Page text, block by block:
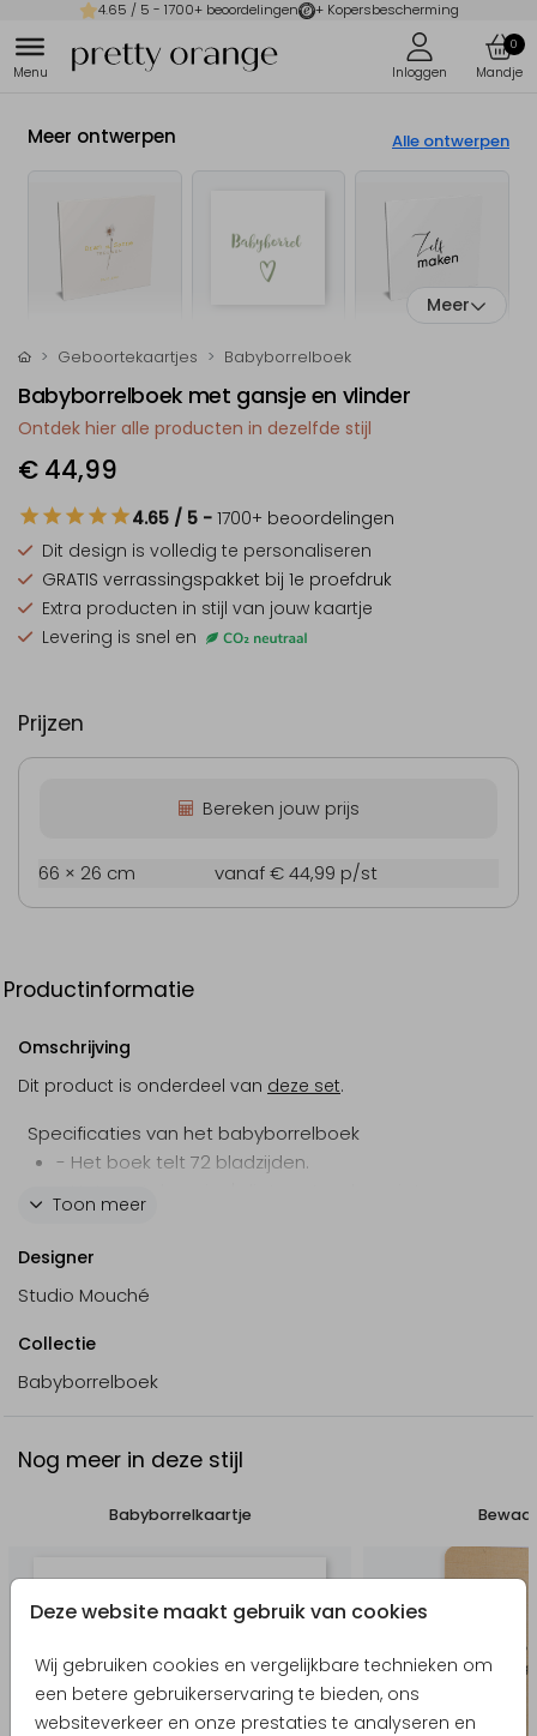
4.65 / 5 - 1700+ beoordelingen + Kopersbescherming
0
Deze website maakt gebruik van cookies
Wij gebruiken cookies en vergelijkbare technieken om
een betere gebruikerservaring te bieden, ons
websiteverkeer en onze prestaties te analyseren en
Meer ontwerpen Alle ontwerpen
Meer
Geboortekaartjes Babyborrelboek
Babyborrelboek met gansje en vlinder
Ontdek hier alle producten in dezelfde stijl
€ 44,99
4.65 / 5 - 1700+ beoordelingen
Dit design is volledig te personaliseren
GRATIS verrassingspakket bij 1e proefdruk
Extra producten in stijl van jouw kaartje
Levering is snel en
Prijzen
Bereken jouw prijs
66 × 26 cm vanaf € 44,99 p/st
Productinformatie
Omschrijving
Dit product is onderdeel van deze set.
Specificaties van het babyborrelboek
- Het boek telt 72 bladzijden.
worden gewijzigd.
- Alle binnenpagina's zijn wit, onbedrukt en
beschrijfbaar.
- De omslag van het gastenboek - de voor- en
achterkant - kan volledig worden
- De omslag is een glanzende hardcover.
- Als je een babyborrelboek in de stijl van je
geboortekaartje wil, kunnen wij er op verzoek
gratis een voor je maken.
In de editor
- De voorkant van het boek staat rechts en de
- Wij raden je aan geen tekst of afbeeldingen op
de achterkant van het boek te plaatsen.
Toon meer
Designer
Studio Mouché
Collectie
Babyborrelboek
Nog meer in deze stijl
Babyborrelkaartje